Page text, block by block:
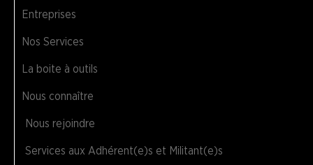
Entreprises
Nos Services
La boite à outils
Nous connaître
Nous rejoindre
Services aux Adhérent(e)s et Militant(e)s